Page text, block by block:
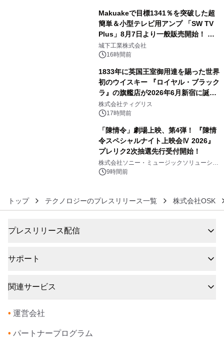
Makuakeで目標1341％を突破した超
簡単＆小型テレビ用アンプ 「SW TV
Plus」8月7日より一般販売開始！ ケ
ーブル1本つなぐだけ、テレビの音が
ぐっと豊かに
城下工業株式会社
16時間前
1833年に英国王室御用達を賜った世界
初のウイスキー 『ロイヤル・ブラック
ラ』の旗艦店が2026年6月新宿に誕
生 バカルディ ジャパンと連携した
没入型バー「BAR Arca」
株式会社ティグリス
17時間前
「陳情令」劇場上映、第4弾！ 『陳情
令スペシャルナイト上映会Ⅳ 2026』
プレリク2次抽選先行受付開始！
株式会社ソニー・ミュージックソリューショ
ンズ9時間前
トップ テクノロジーのプレスリリース一覧 株式会社OSK
プレスリリース配信
サポート
関連サービス
• 運営会社
• パートナープログラム